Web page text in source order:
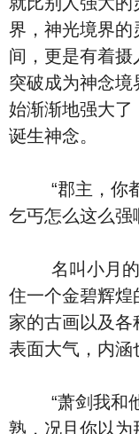
界，神光境界的
间，更是有着摄
突破成为神念
始渐渐地强大了
诞生神念。
“郡主，你都
乞丐怎么这么强
名叫小月的
住一个金碧辉煌
家的古画以及
表面大气，内涵
“萧剑我和他
熟，况且你以为